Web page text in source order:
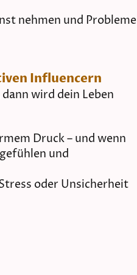
nehmen und Probleme
Influencern
wird dein Leben
Druck – und wenn
und
oder Unsicherheit